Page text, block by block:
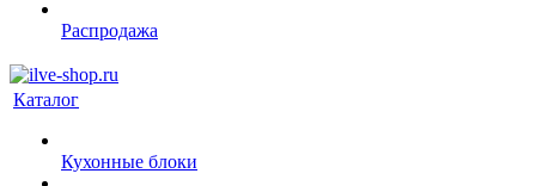
Распродажа
Каталог
Кухонные блоки